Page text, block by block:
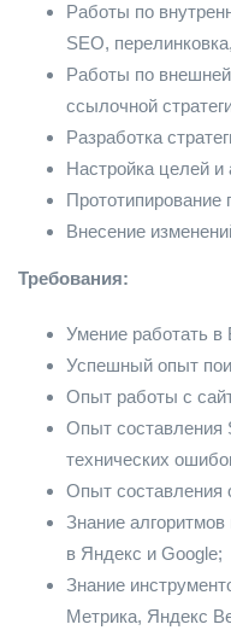
Работы по
SEO,
Работы по
ссылочной
Разработка
Настройка целей и
Прототипирование
Внесение
Требования:
Умение работать в
Успешный опыт
Опыт работы с
Опыт составления
технических
Опыт составления
Знание
в Яндекс и Google;
Знание
Метрика, Яндекс